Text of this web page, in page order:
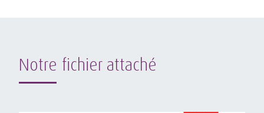
Notre fichier attaché